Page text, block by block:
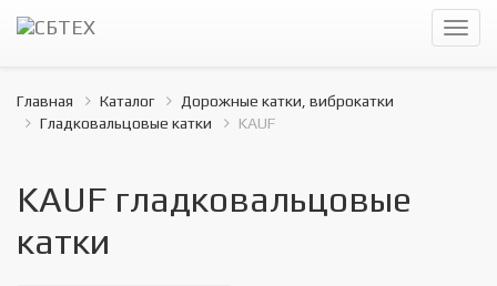
Главная Каталог
Дорожные катки, виброкатки
Гладковальцовые катки
KAUF
KAUF гладковальцовые
катки